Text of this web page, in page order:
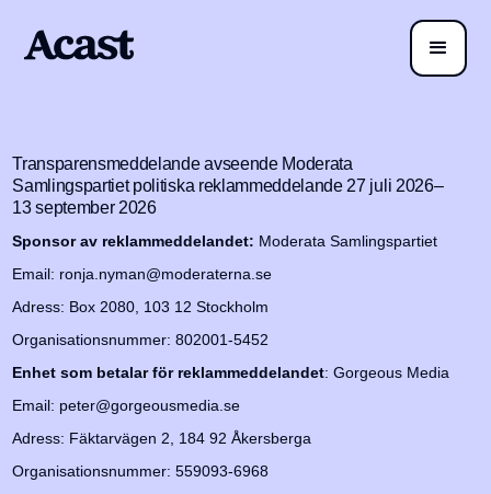
Transparensmeddelande avseende Moderata
Samlingspartiet politiska reklammeddelande 27 juli 2026–
13 september 2026
Sponsor av reklammeddelandet: Moderata Samlingspartiet
Email: ronja.nyman@moderaterna.se
Adress: Box 2080, 103 12 Stockholm
Organisationsnummer: 802001-5452
Enhet som betalar för reklammeddelandet: Gorgeous Media
Email: peter@gorgeousmedia.se
Adress: Fäktarvägen 2, 184 92 Åkersberga
Organisationsnummer: 559093-6968